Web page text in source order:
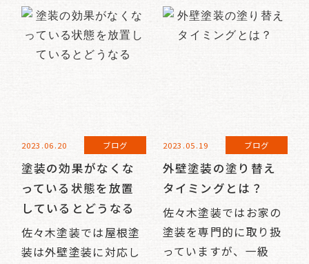
2023.06.20 ブログ
塗装の効果がなくな
っている状態を放置
しているとどうなる
佐々木塗装では屋根塗
装は外壁塗装に対応し
2023.05.19 ブログ
外壁塗装の塗り替え
タイミングとは？
佐々木塗装ではお家の
塗装を専門的に取り扱
っていますが、一級